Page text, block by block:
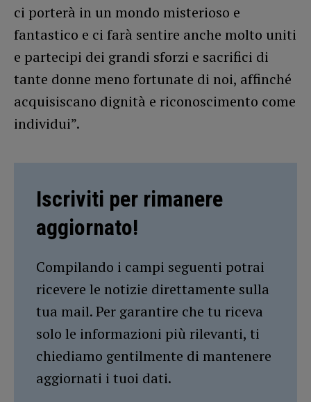
ci porterà in un mondo misterioso e
fantastico e ci farà sentire anche molto uniti
e partecipi dei grandi sforzi e sacrifici di
tante donne meno fortunate di noi, affinché
acquisiscano dignità e riconoscimento come
individui”.
Iscriviti per rimanere
aggiornato!
Compilando i campi seguenti potrai
ricevere le notizie direttamente sulla
tua mail. Per garantire che tu riceva
solo le informazioni più rilevanti, ti
chiediamo gentilmente di mantenere
aggiornati i tuoi dati.